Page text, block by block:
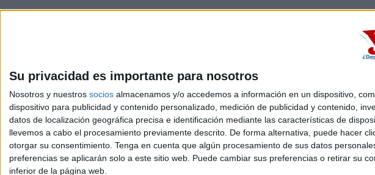
Su privacidad es importante para nosotros
Nosotros y nuestros socios almacenamos y/o accedemos a información en un dispositivo,
dispositivo para publicidad y contenido personalizado, medición de publicidad y contenido,
datos de localización geográfica precisa e identificación mediante las características de
llevemos a cabo el procesamiento previamente descrito. De forma alternativa, puede hacer
otorgar su consentimiento. Tenga en cuenta que algún procesamiento de sus datos
preferencias se aplicarán solo a este sitio web. Puede cambiar sus preferencias o retirar su
inferior de la página web.
Quiénes
Aviso legal|Politica de
© 2003-2026Compás Mediterráneo S.L.-